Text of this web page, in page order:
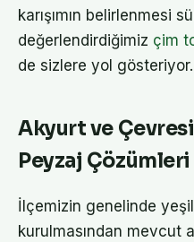
karışımın belirlenmesi
değerlendirdiğimiz çim
de sizlere yol gösteriyor.
Akyurt ve
Peyzaj Çözümleri
İlçemizin genelinde yeşil
kurulmasından mevcut